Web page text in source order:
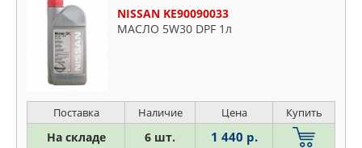
NISSAN KE90090033
МАСЛО 5W30 DPF 1л
Поставка Наличие Цена Купить
На складе 6 шт. 1 440 р.